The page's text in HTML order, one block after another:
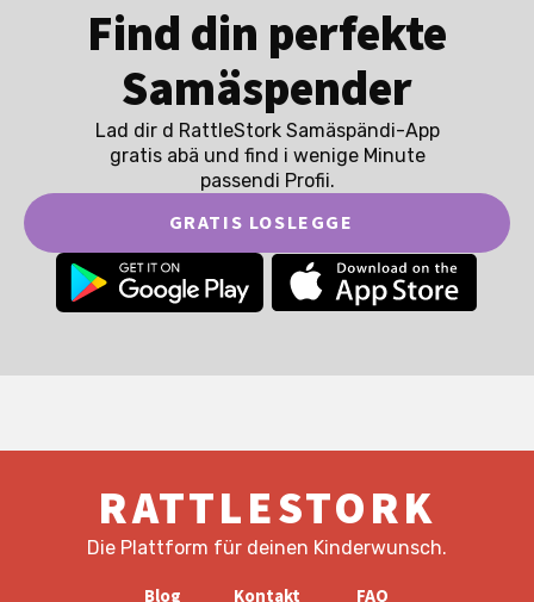
Find din perfekte
Samäspender
Lad dir d RattleStork Samäspändi-App
gratis abä und find i wenige Minute
passendi Profii.
GRATIS LOSLEGGE
RATTLESTORK
Die Plattform für deinen Kinderwunsch.
Blog Kontakt FAQ